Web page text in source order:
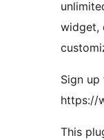
widget,
Sign
https://
This